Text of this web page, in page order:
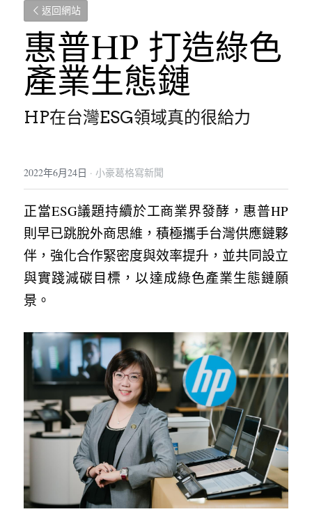
返回網站
惠普HP 打造綠色
產業生態鏈
HP在台灣ESG領域真的很給力
2022年6月24日 · 小豪葛格寫新聞
正當ESG議題持續於工商業界發酵，惠普HP
則早已跳脫外商思維，積極攜手台灣供應鏈夥
伴，強化合作緊密度與效率提升，並共同設立
與實踐減碳目標，以達成綠色產業生態鏈願
景。